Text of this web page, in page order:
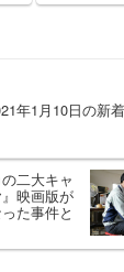
年1月10日の新
二大キャ
映画版が
た事件と